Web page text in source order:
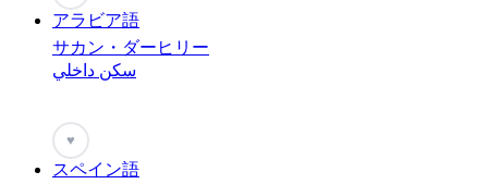
アラビア語
サカン・ダーヒリー
سكن داخلي
♥
スペイン語